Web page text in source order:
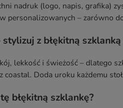
nadruk (logo, napis, grafika)
personalizowanych – zarówno
z błękitną szklanką
lekkość i świeżość – dlatego
coastal. Doda uroku każdemu
błękitną szklankę?